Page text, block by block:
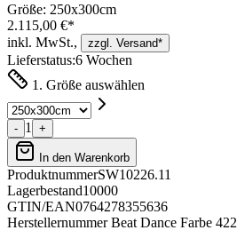
Größe: 250x300cm
2.115,00 €*
inkl. MwSt.,
zzgl. Versand*
Lieferstatus:6 Wochen
1. Größe auswählen
- 1 +
In den Warenkorb
ProduktnummerSW10226.11
Lagerbestand10000
GTIN/EAN0764278355636
HerstellernummerBeat Dance Farbe 422